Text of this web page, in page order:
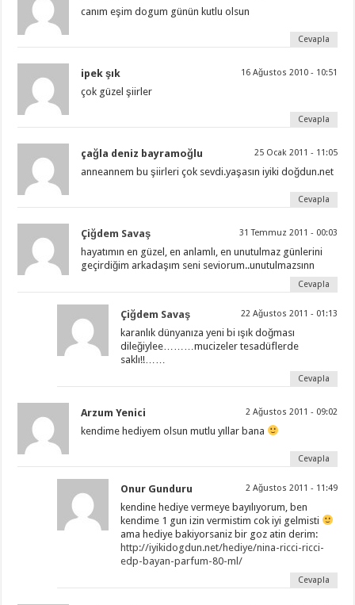
canım eşim dogum günün kutlu olsun
Cevapla
ipek şık 16 Ağustos 2010 - 10:51
çok güzel şiirler
Cevapla
çağla deniz bayramoğlu 25 Ocak 2011 - 11:05
anneannem bu şiirleri çok sevdi.yaşasın iyiki doğdun.net
Cevapla
Çiğdem Savaş 31 Temmuz 2011 - 00:03
hayatımın en güzel, en anlamlı, en unutulmaz günlerini
geçirdiğim arkadaşım seni seviorum..unutulmazsınn
Cevapla
Çiğdem Savaş 22 Ağustos 2011 - 01:13
karanlık dünyanıza yeni bi ışık doğması
dileğiylee………mucizeler tesadüflerde
saklı!!……
Cevapla
Arzum Yenici 2 Ağustos 2011 - 09:02
kendime hediyem olsun mutlu yıllar bana
Cevapla
Onur Gunduru 2 Ağustos 2011 - 11:49
kendine hediye vermeye bayılıyorum, ben
kendime 1 gun izin vermistim cok iyi gelmisti
ama hediye bakiyorsaniz bir goz atin derim:
http://iyikidogdun.net/hediye/nina-ricci-ricci-
edp-bayan-parfum-80-ml/
Cevapla